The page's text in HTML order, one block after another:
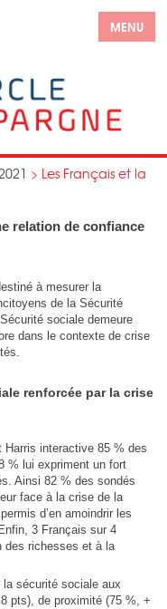
MENU
> Les Français et la
relation de confiance
à mesurer la
de la Sécurité
sociale demeure
dans le contexte de crise
renforcée par la crise
Harris interactive 85 % des
% lui expriment un fort
Ainsi 82 % des sondés
face à la crise de la
d’en amoindrir les
3 Français sur 4
des richesses et à la
la sécurité sociale aux
pts), de proximité (75 %, +